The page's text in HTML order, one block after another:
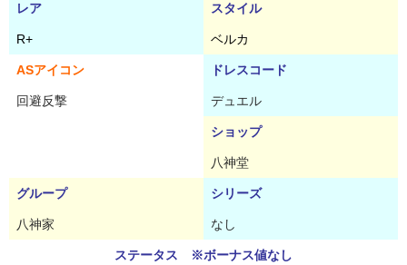
レア スタイル
R+ ベルカ
ASアイコン ドレスコード
回避反撃 デュエル
ショップ
八神堂
グループ シリーズ
八神家 なし
ステータス ※ボーナス値なし